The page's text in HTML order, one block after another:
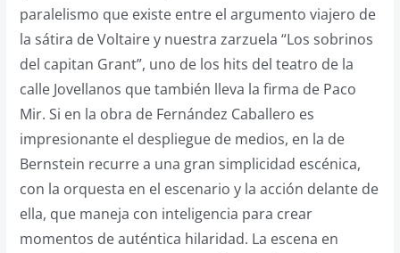
paralelismo que existe entre el argumento viajero de
la sátira de Voltaire y nuestra zarzuela “Los sobrinos
del capitan Grant”, uno de los hits del teatro de la
calle Jovellanos que también lleva la firma de Paco
Mir. Si en la obra de Fernández Caballero es
impresionante el despliegue de medios, en la de
Bernstein recurre a una gran simplicidad escénica,
con la orquesta en el escenario y la acción delante de
ella, que maneja con inteligencia para crear
momentos de auténtica hilaridad. La escena en